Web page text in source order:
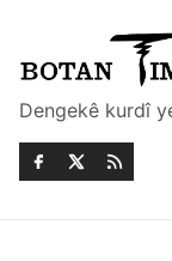
Dengekê kurdî